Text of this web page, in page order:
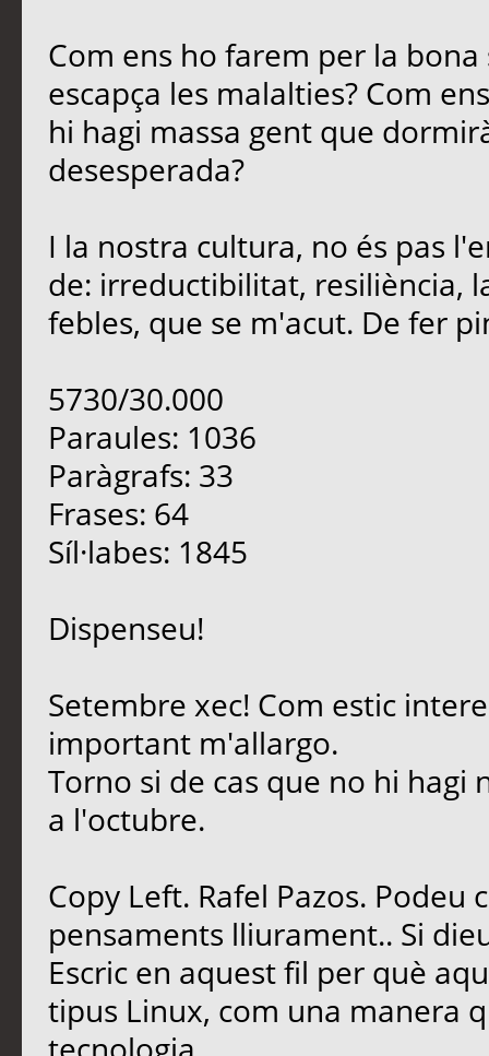
Com ens ho farem per la
escapça les malalties? Com
hi hagi massa gent que
desesperada?
I la nostra cultura, no és pas
de: irreductibilitat, resiliència,
febles, que se m'acut. De fer
5730/30.000
Paraules: 1036
Paràgrafs: 33
Frases: 64
Síl·labes: 1845
Dispenseu!
Setembre xec! Com estic
important m'allargo.
Torno si de cas que no hi
a l'octubre.
Copy Left. Rafel Pazos.
pensaments lliurament.. Si
Escric en aquest fil per què
tipus Linux, com una manera